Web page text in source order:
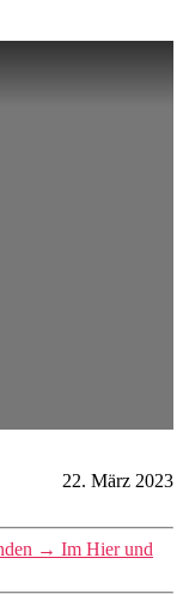
22. März 2023
→ Im Hier und